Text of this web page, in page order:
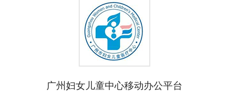
广州妇女儿童中心移动办公平台